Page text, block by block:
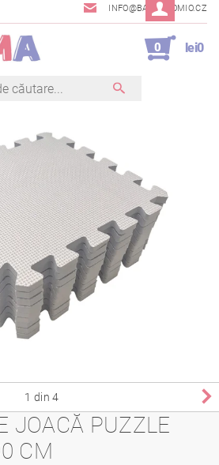
INFO@BAMBINOMIO.CZ
0 lei0
1 din 4
JOACĂ PUZZLE
CM